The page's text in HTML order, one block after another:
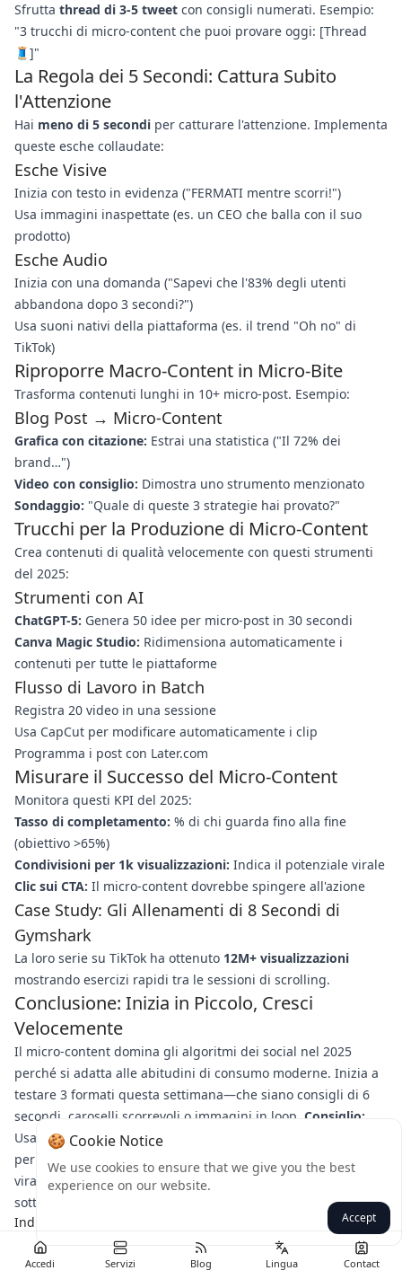
Accedi Servizi Blog Lingua Contact
Sfrutta thread di 3-5 tweet con consigli numerati. Esempio:
"3 trucchi di micro-content che puoi provare oggi: [Thread
🧵]"
La Regola dei 5 Secondi: Cattura Subito
l'Attenzione
Hai meno di 5 secondi per catturare l'attenzione. Implementa
queste esche collaudate:
Esche Visive
Inizia con testo in evidenza ("FERMATI mentre scorri!")
Usa immagini inaspettate (es. un CEO che balla con il suo
prodotto)
Esche Audio
Inizia con una domanda ("Sapevi che l'83% degli utenti
abbandona dopo 3 secondi?")
Usa suoni nativi della piattaforma (es. il trend "Oh no" di
TikTok)
Riproporre Macro-Content in Micro-Bite
Trasforma contenuti lunghi in 10+ micro-post. Esempio:
Blog Post → Micro-Content
Grafica con citazione: Estrai una statistica ("Il 72% dei
brand…")
Video con consiglio: Dimostra uno strumento menzionato
Sondaggio: "Quale di queste 3 strategie hai provato?"
Trucchi per la Produzione di Micro-Content
Crea contenuti di qualità velocemente con questi strumenti
del 2025:
Strumenti con AI
ChatGPT-5: Genera 50 idee per micro-post in 30 secondi
Canva Magic Studio: Ridimensiona automaticamente i
contenuti per tutte le piattaforme
Flusso di Lavoro in Batch
Registra 20 video in una sessione
Usa CapCut per modificare automaticamente i clip
Programma i post con Later.com
Misurare il Successo del Micro-Content
Monitora questi KPI del 2025:
Tasso di completamento: % di chi guarda fino alla fine
(obiettivo >65%)
Condivisioni per 1k visualizzazioni: Indica il potenziale virale
Clic sui CTA: Il micro-content dovrebbe spingere all'azione
Case Study: Gli Allenamenti di 8 Secondi di
Gymshark
La loro serie su TikTok ha ottenuto 12M+ visualizzazioni
mostrando esercizi rapidi tra le sessioni di scrolling.
Conclusione: Inizia in Piccolo, Cresci
Velocemente
Il micro-content domina gli algoritmi dei social nel 2025
perché si adatta alle abitudini di consumo moderne. Inizia a
testare 3 formati questa settimana—che siano consigli di 6
secondi, caroselli scorrevoli o immagini in loop. Consiglio:
Usa la fotocamera e gli strumenti di editing del tuo telefono
per ridurre gli ostacoli di produzione. Pronto a diventare
virale? Condividi la tua migliore idea di micro-content qui
sotto! 👇
Indietro
🍪 Cookie Notice
We use cookies to ensure that we give you the best
experience on our website.
Accept